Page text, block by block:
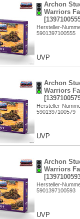
Archon
Warriors
Hersteller-
5901397100555
UVP
Archon
Warriors
Hersteller-
5901397100579
UVP
Archon
Warriors
Hersteller-
5901397100593
UVP